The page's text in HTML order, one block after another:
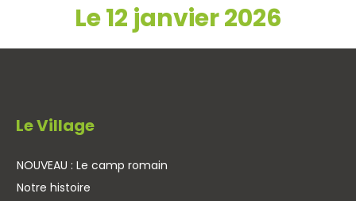
Le 12 janvier 2026
Le Village
NOUVEAU : Le camp romain
Notre histoire